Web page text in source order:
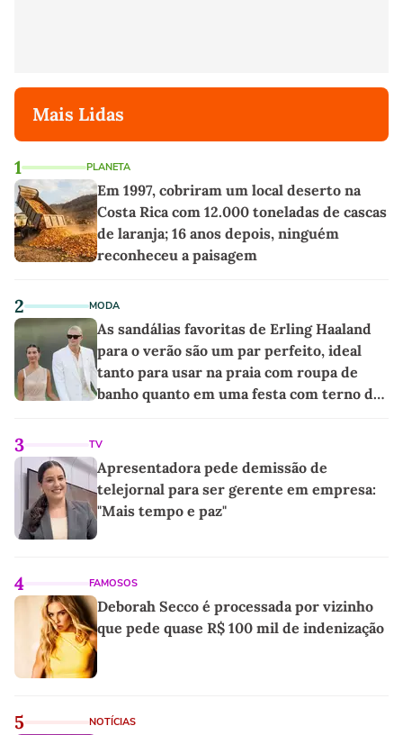
Mais Lidas
1 PLANETA
Em 1997, cobriram um local deserto na
Costa Rica com 12.000 toneladas de cascas
de laranja; 16 anos depois, ninguém
reconheceu a paisagem
2 MODA
As sandálias favoritas de Erling Haaland
para o verão são um par perfeito, ideal
tanto para usar na praia com roupa de
banho quanto em uma festa com terno de
3 TV
Apresentadora pede demissão de
telejornal para ser gerente em empresa:
"Mais tempo e paz"
4 FAMOSOS
Deborah Secco é processada por vizinho
que pede quase R$ 100 mil de indenização
5 NOTÍCIAS